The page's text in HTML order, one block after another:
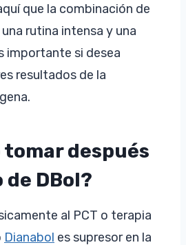
que la combinación de
rutina intensa y una
importante si desea
resultados de la
tomar después
DBol?
al PCT o terapia
Dianabol es supresor en la